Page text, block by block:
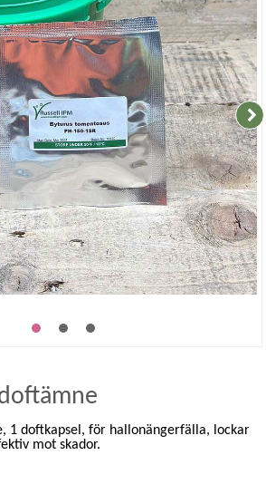
1 doftkapsel, för hallonängerfälla, lockar
mot skador.